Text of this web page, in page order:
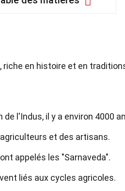
riche en histoire et en
l'Indus, il y a environ 4000
et des artisans.
appelés les "Sarnaveda".
liés aux cycles agricoles.